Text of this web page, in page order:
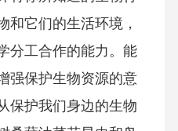
和它们的生活环境，
分工合作的能力。能
强保护生物资源的意
保护我们身边的生物